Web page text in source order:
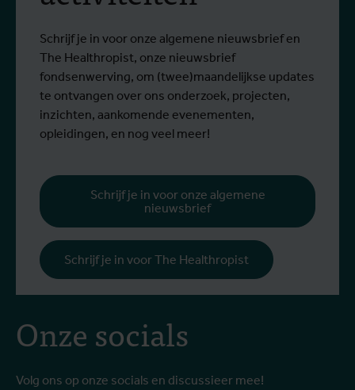
Nijlvirus
ITG-wetenschappers van de Dienst
Entomologie, deel aan een opleiding bij
Ecodevelopment in Griekenland, met de
steun van een Erasmus+-mobiliteitsbeurs
voor personeel.
Onze socials
Volg ons op onze socials en discussieer mee!
Schrijf je in voor onze algemene nieuwsbrief en
The Healthropist, onze nieuwsbrief
fondsenwerving, om (twee)maandelijkse updates
te ontvangen over ons onderzoek, projecten,
inzichten, aankomende evenementen,
opleidingen, en nog veel meer!
Schrijf je in voor onze algemene
nieuwsbrief
Schrijf je in voor The Healthropist